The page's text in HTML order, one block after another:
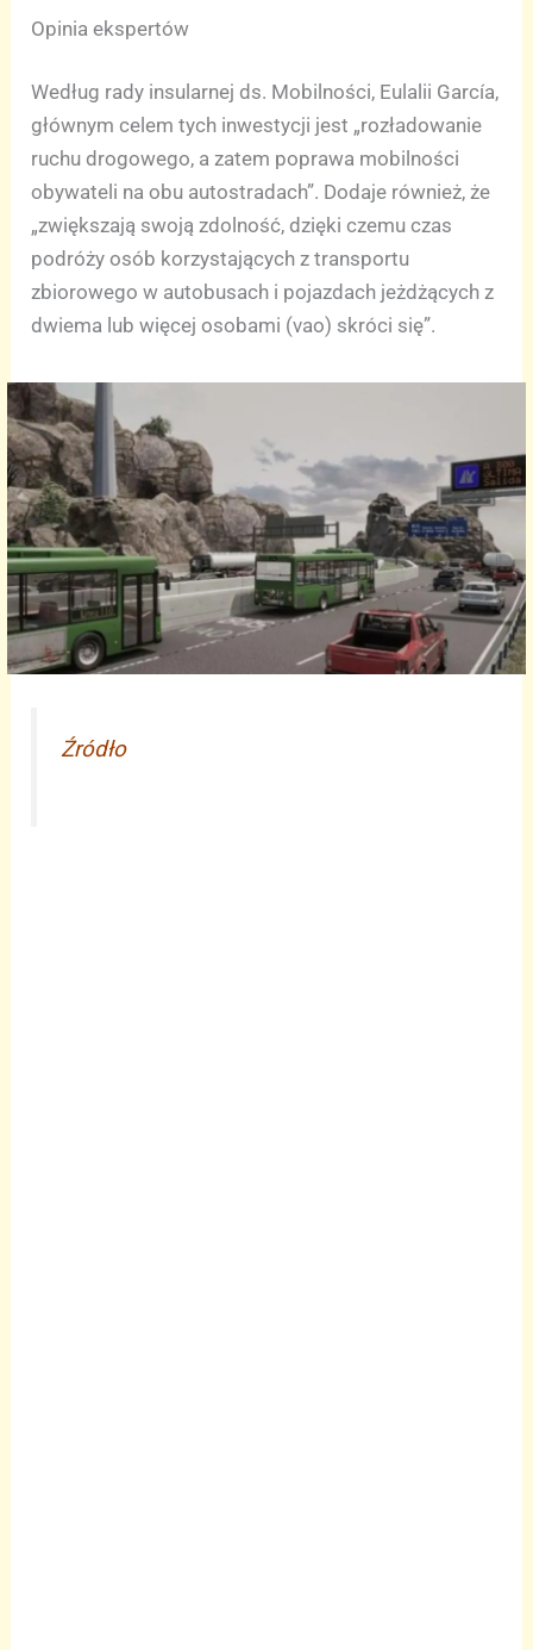
Opinia ekspertów
Według rady insularnej ds. Mobilności, Eulalii García,
głównym celem tych inwestycji jest „rozładowanie
ruchu drogowego, a zatem poprawa mobilności
obywateli na obu autostradach”. Dodaje również, że
„zwiększają swoją zdolność, dzięki czemu czas
podróży osób korzystających z transportu
zbiorowego w autobusach i pojazdach jeżdżących z
dwiema lub więcej osobami (vao) skróci się”.
Źródło